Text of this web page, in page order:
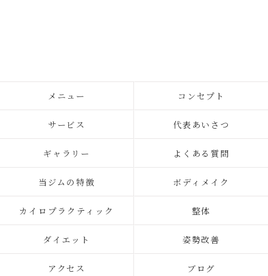
メニュー コンセプト
サービス 代表あいさつ
ギャラリー よくある質問
当ジムの特徴 ボディメイク
カイロプラクティック 整体
ダイエット 姿勢改善
アクセス ブログ